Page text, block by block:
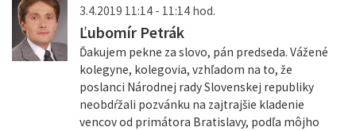
3.4.2019 11:14 - 11:14 hod.
Ľubomír Petrák
Ďakujem pekne za slovo, pán predseda. Vážené
kolegyne, kolegovia, vzhľadom na to, že
poslanci Národnej rady Slovenskej republiky
neobdŕžali pozvánku na zajtrajšie kladenie
vencov od primátora Bratislavy, podľa môjho